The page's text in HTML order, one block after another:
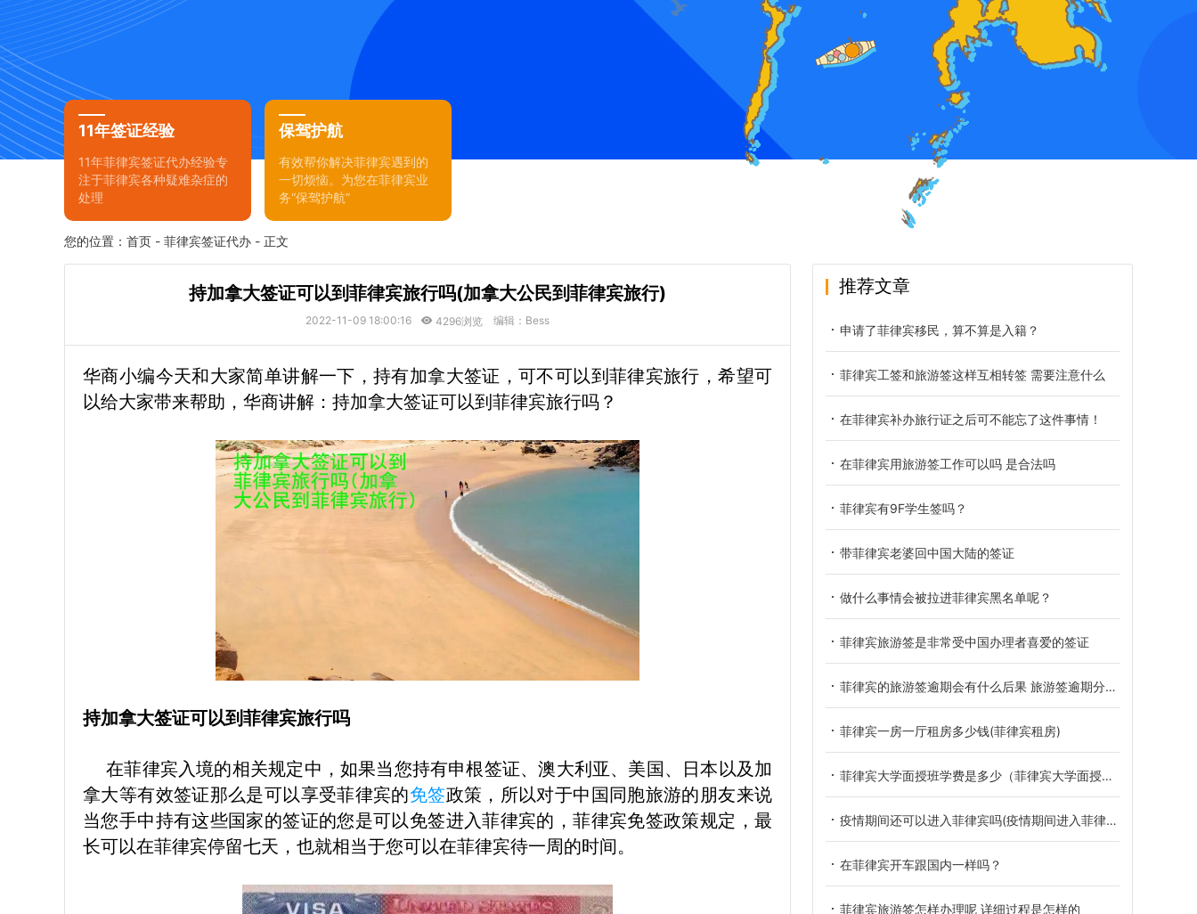
11年签证经验
11年菲律宾签证代办经验专
注于菲律宾各种疑难杂症的
处理
保驾护航
有效帮你解决菲律宾遇到的
一切烦恼。为您在菲律宾业
务“保驾护航”
您的位置： 首页 - 菲律宾签证代办 - 正文
持加拿大签证可以到菲律宾旅行吗(加拿大公民到菲律宾旅行)
2022-11-09 18:00:16 4296浏览 编辑：Bess
华商小编今天和大家简单讲解一下，持有加拿大签证，可不可以到菲律宾旅行，希望可
以给大家带来帮助，华商讲解：持加拿大签证可以到菲律宾旅行吗？
持加拿大签证可以到菲律宾旅行吗
在菲律宾入境的相关规定中，如果当您持有申根签证、澳大利亚、美国、日本以及加
拿大等有效签证那么是可以享受菲律宾的免签政策，所以对于中国同胞旅游的朋友来说
当您手中持有这些国家的签证的您是可以免签进入菲律宾的，菲律宾免签政策规定，最
长可以在菲律宾停留七天，也就相当于您可以在菲律宾待一周的时间。
推荐文章
申请了菲律宾移民，算不算是入籍？
菲律宾工签和旅游签这样互相转签 需要注意什么
在菲律宾补办旅行证之后可不能忘了这件事情！
在菲律宾用旅游签工作可以吗 是合法吗
菲律宾有9F学生签吗？
带菲律宾老婆回中国大陆的签证
做什么事情会被拉进菲律宾黑名单呢？
菲律宾旅游签是非常受中国办理者喜爱的签证
菲律宾的旅游签逾期会有什么后果 旅游签逾期分为几种情况
菲律宾一房一厅租房多少钱(菲律宾租房)
菲律宾大学面授班学费是多少（菲律宾大学面授班学费）
疫情期间还可以进入菲律宾吗(疫情期间进入菲律宾)
在菲律宾开车跟国内一样吗？
菲律宾旅游签怎样办理呢 详细过程是怎样的